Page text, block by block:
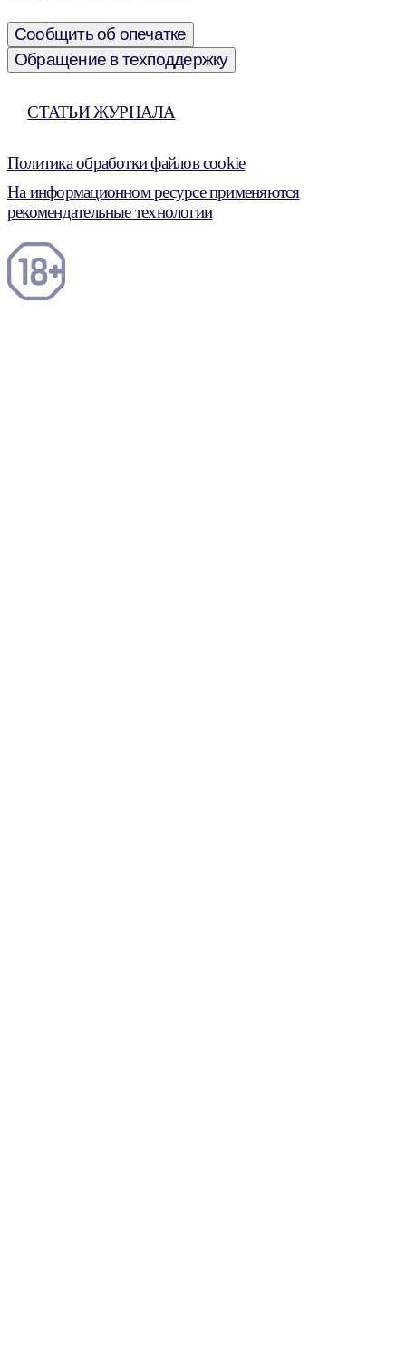
Сообщить об опечатке
Обращение в техподдержку
СТАТЬИ ЖУРНАЛА
Политика обработки файлов cookie
На информационном ресурсе применяются
рекомендательные технологии